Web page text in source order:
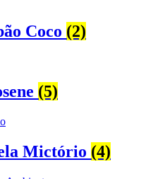
Coco (2)
(5)
Mictório (4)